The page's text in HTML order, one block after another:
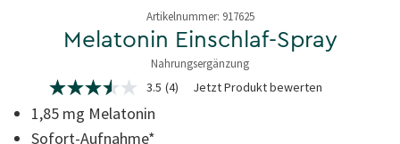
Artikelnummer: 917625
Melatonin Einschlaf-Spray
Nahrungsergänzung
3,9 von 5 Sternen
3.5
von
5
Sternen,
3.5 (4) Jetzt Produkt bewerten
1,85 mg Melatonin
Sofort-Aufnahme*